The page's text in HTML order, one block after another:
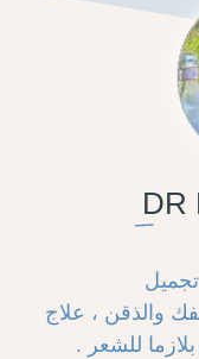
DR
والذقن ، ‏علاج
للشعر .